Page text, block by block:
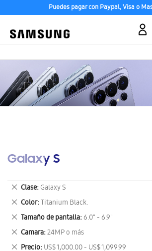
Puedes pagar con Paypal, Visa o
Galaxy S
Clase Galaxy S
Eliminar
este
artículo
Color Titanium Black.
Eliminar
este
artículo
Tamaño de pantalla 6.0" - 6.9"
Eliminar
este
artículo
Camara 24MP o más
Eliminar
este
Precio US$ 1,000.00 - US$ 1,099.99
Eliminar